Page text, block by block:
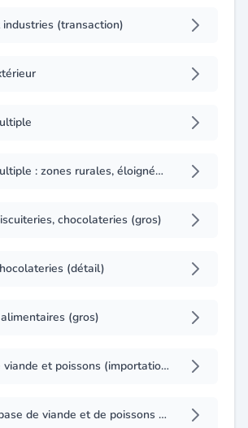
(transaction)
Commerce multiple : zones rurales, éloignées du grand sud (détail)
chocolateries (gros)
(détail)
(gros)
Conserves de viande et poissons (importation, exportation)
Conserves à base de viande et de poissons (gros)